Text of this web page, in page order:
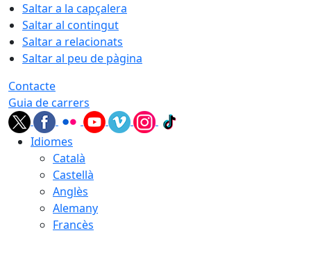
Saltar a la capçalera
Saltar al contingut
Saltar a relacionats
Saltar al peu de pàgina
Contacte
Guia de carrers
Idiomes
Català
Castellà
Anglès
Alemany
Francès